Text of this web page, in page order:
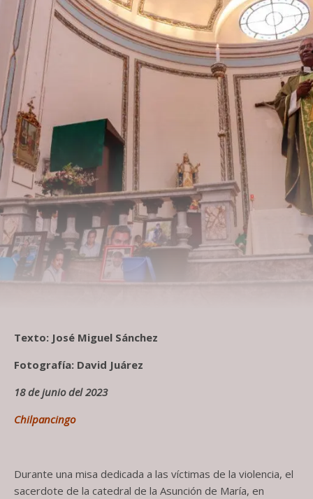
Texto: José Miguel Sánchez
Fotografía: David Juárez
18 de junio del 2023
Chilpancingo
Durante una misa dedicada a las víctimas de la violencia, el
sacerdote de la catedral de la Asunción de María, en